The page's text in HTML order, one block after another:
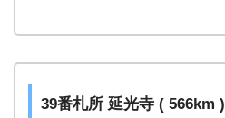
39番札所 延光寺 ( 566km )